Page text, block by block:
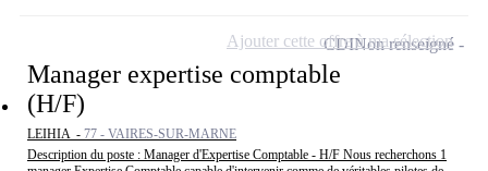
Manager expertise comptable
(H/F)
LEIHIA - 77 - VAIRES-SUR-MARNE
Description du poste : Manager d'Expertise Comptable - H/F Nous recherchons 1
CDINon renseigné
Ajouter cette offre à ma sélection